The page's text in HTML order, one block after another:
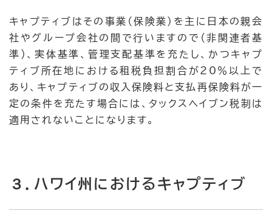
キャプティブはその事業（保険業）を主に日本の親会
社やグループ会社の間で行いますので（非関連者基
準）、実体基準、管理支配基準を充たし、かつキャプ
ティブ所在地における租税負担割合が20％以上で
あり、キャプティブの収入保険料と支払再保険料が一
定の条件を充たす場合には、タックスヘイブン税制は
適用されないことになります。
３．ハワイ州におけるキャプティブ